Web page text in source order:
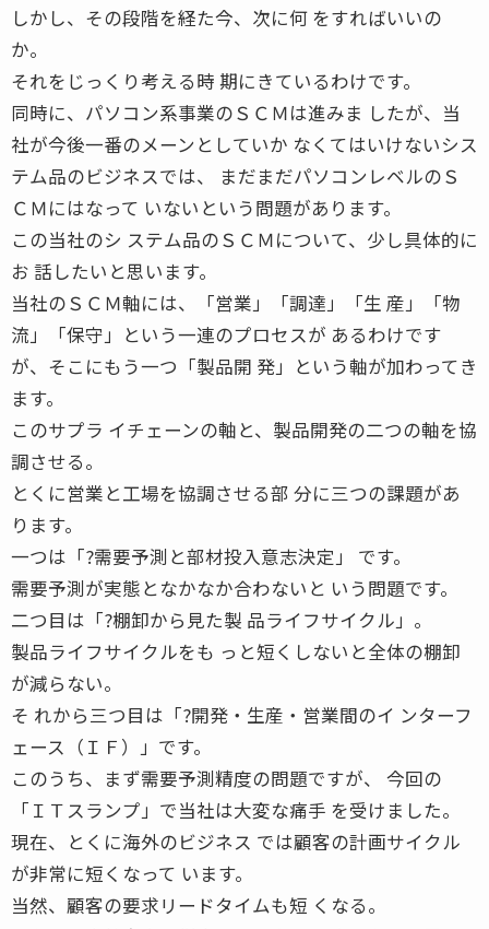
しかし、その段階を経た今、次に何 をすればいいの
か。
それをじっくり考える時 期にきているわけです。
同時に、パソコン系事業のＳＣＭは進みま したが、当
社が今後一番のメーンとしていか なくてはいけないシス
テム品のビジネスでは、 まだまだパソコンレベルのＳ
ＣＭにはなって いないという問題があります。
この当社のシ ステム品のＳＣＭについて、少し具体的に
お 話したいと思います。
当社のＳＣＭ軸には、「営業」「調達」「生 産」「物
流」「保守」という一連のプロセスが あるわけです
が、そこにもう一つ「製品開 発」という軸が加わってき
ます。
このサプラ イチェーンの軸と、製品開発の二つの軸を協
調させる。
とくに営業と工場を協調させる部 分に三つの課題があ
ります。
一つは「?需要予測と部材投入意志決定」 です。
需要予測が実態となかなか合わないと いう問題です。
二つ目は「?棚卸から見た製 品ライフサイクル」。
製品ライフサイクルをも っと短くしないと全体の棚卸
が減らない。
そ れから三つ目は「?開発・生産・営業間のイ ンターフ
ェース（ＩＦ）」です。
このうち、まず需要予測精度の問題ですが、 今回の
「ＩＴスランプ」で当社は大変な痛手 を受けました。
現在、とくに海外のビジネス では顧客の計画サイクル
が非常に短くなって います。
当然、顧客の要求リードタイムも短 くなる。